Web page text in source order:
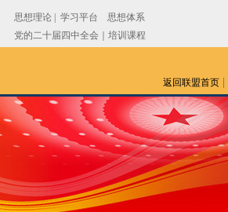
返回联盟首页